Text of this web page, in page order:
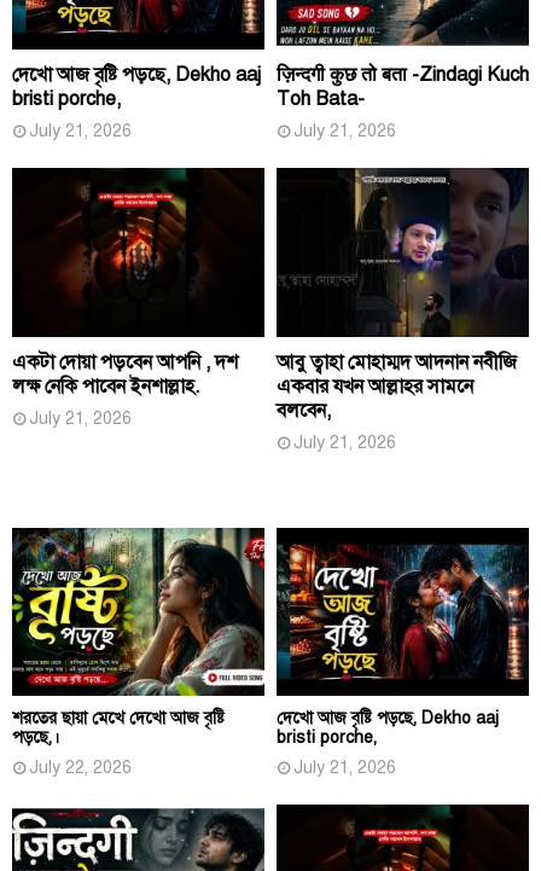
দেখো আজ বৃষ্টি পড়ছে, Dekho aaj
bristi porche,
July 21, 2026
ज़िन्दगी कुछ तो बता -Zindagi Kuch
Toh Bata-
July 21, 2026
একটা দোয়া পড়বেন আপনি , দশ
লক্ষ নেকি পাবেন ইনশাল্লাহ.
July 21, 2026
আবু ত্বাহা মোহাম্মদ আদনান নবীজি
একবার যখন আল্লাহর সামনে
বলবেন,
July 21, 2026
শরতের ছায়া মেখে দেখো আজ বৃষ্টি
পড়ছে,।
July 22, 2026
দেখো আজ বৃষ্টি পড়ছে, Dekho aaj
bristi porche,
July 21, 2026